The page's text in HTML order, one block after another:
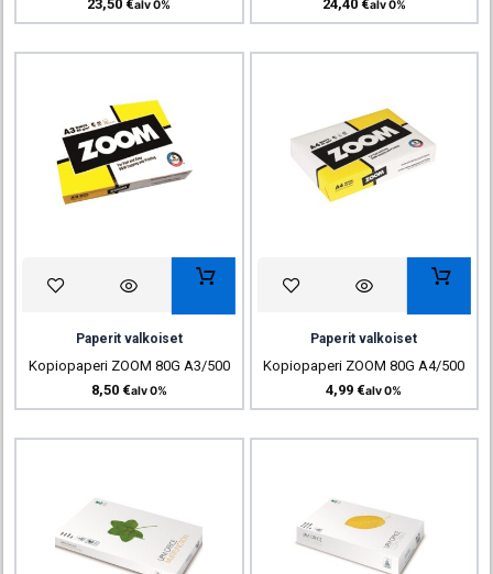
23,50 €alv 0% 24,40 €alv 0%
Paperit valkoiset
Kopiopaperi ZOOM 80G A3/500
8,50 €alv 0%
Paperit valkoiset
Kopiopaperi ZOOM 80G A4/500
4,99 €alv 0%